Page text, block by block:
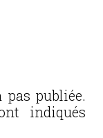
publiée.
indiqués